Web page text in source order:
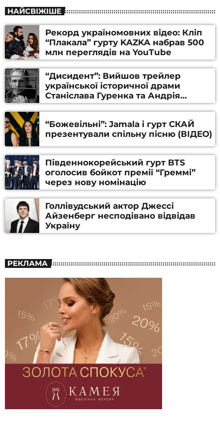
НАЙСВІЖІШЕ
Рекорд україномовних відео: Кліп
“Плакала” гурту KAZKA набрав 500
млн переглядів на YouTube
“Дисидент”: Вийшов трейлер
української історичної драми
Станіслава Гуренка та Андрія
Алфьорова (ВІДЕО)
“Божевільні”: Jamala і гурт СКАЙ
презентували спільну пісню (ВІДЕО)
Південнокорейський гурт BTS
оголосив бойкот премії “Греммі”
через нову номінацію
Голлівудський актор Джессі
Айзенберг несподівано відвідав
Україну
РЕКЛАМА